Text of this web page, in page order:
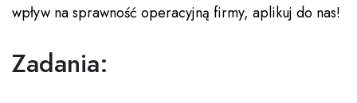
wpływ na sprawność operacyjną firmy, aplikuj do nas!
Zadania: